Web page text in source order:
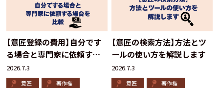
【意匠登録の費用】自分です
る場合と専門家に依頼する
場合を比較
2026.7.3
意匠 著作権
【意匠の検索方法】方法とツ
ールの使い方を解説します
2026.7.3
意匠 著作権